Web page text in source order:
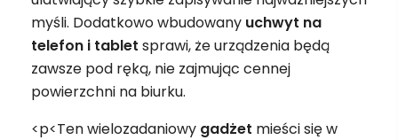
myśli. Dodatkowo wbudowany uchwyt na
telefon i tablet sprawi, że urządzenia będą
zawsze pod ręką, nie zajmując cennej
powierzchni na biurku.
<p<Ten wielozadaniowy gadżet mieści się w